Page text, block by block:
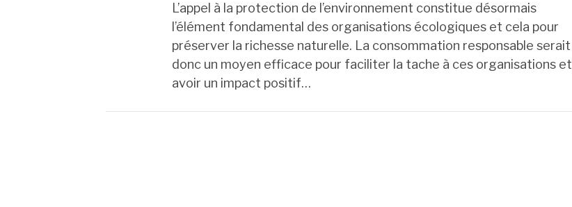
L’appel à la protection de l’environnement constitue désormais
l’élément fondamental des organisations écologiques et cela pour
préserver la richesse naturelle. La consommation responsable serait
donc un moyen efficace pour faciliter la tache à ces organisations et
avoir un impact positif…